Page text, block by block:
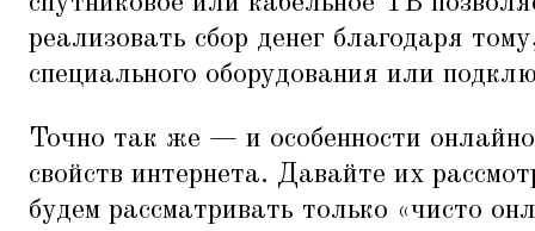
реализовать сбор денег благодаря
специального оборудования или
Точно так же — и особенности
свойств интернета. Давайте их
будем рассматривать только «чисто